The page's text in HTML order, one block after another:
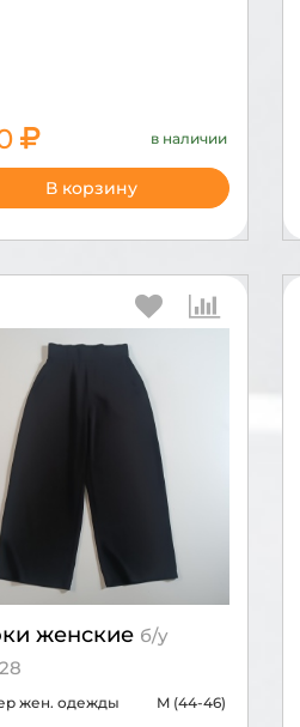
в наличии
В корзину
женские б/у
жен. одежды M (44-46)